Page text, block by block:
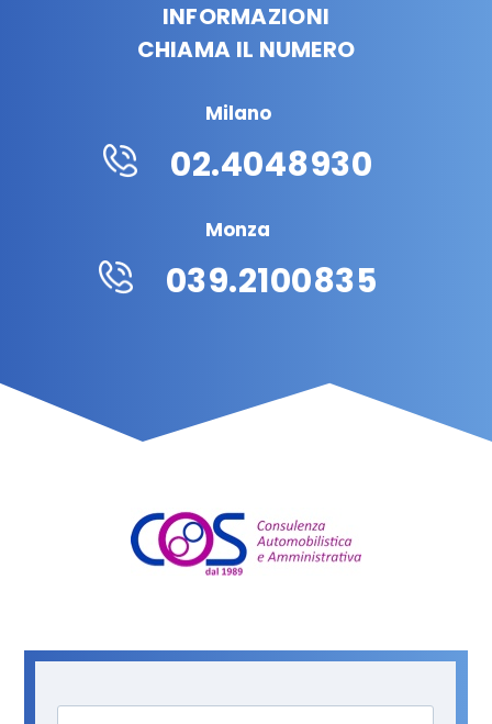
INFORMAZIONI
CHIAMA IL NUMERO
Milano
02.4048930
Monza
039.2100835